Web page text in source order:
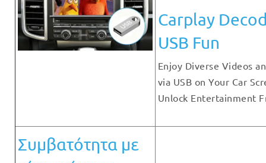
Carplay
USB Fun
Enjoy Diverse Videos
via USB on Your Car
Unlock Entertainment
Συμβατότητα με